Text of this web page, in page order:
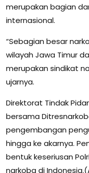
merupakan bagian
internasional.
“Sebagian besar
wilayah Jawa Timur
merupakan sindikat
ujarnya.
Direktorat Tindak
bersama
pengembangan
hingga ke akarnya.
bentuk keseriusan
narkoba di